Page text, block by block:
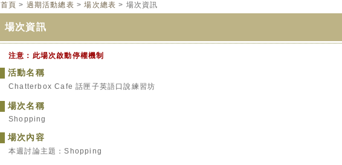
首頁 > 過期活動總表 >場次總表 > 場次資訊
場次資訊
注意：此場次啟動停權機制
活動名稱
Chatterbox Cafe 話匣子英語口說練習坊
場次名稱
Shopping
場次內容
本週討論主題：Shopping